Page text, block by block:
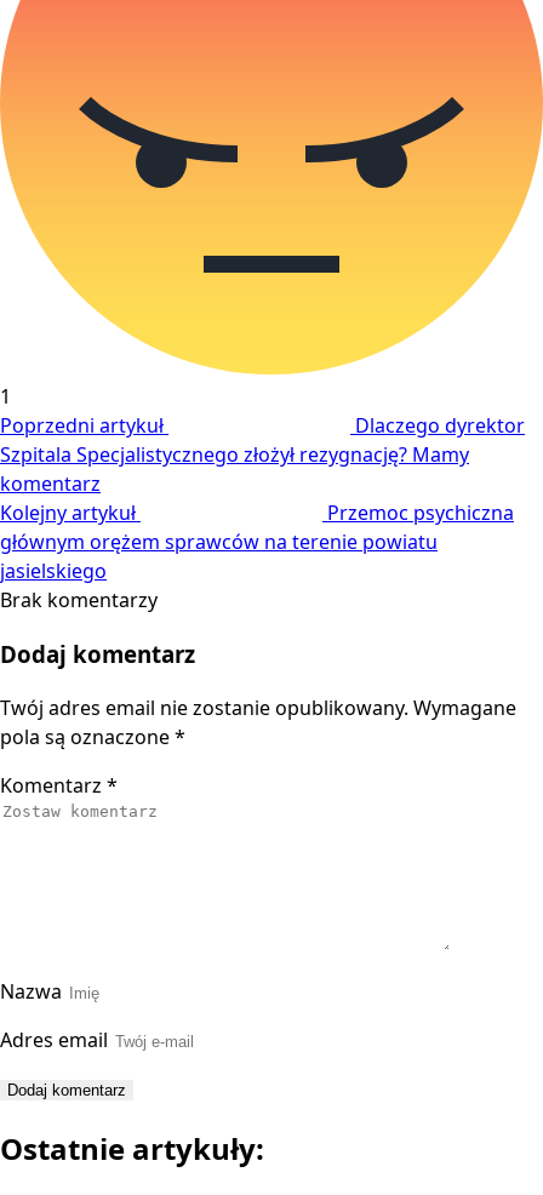
1
Poprzedni artykuł
Dlaczego dyrektor
Szpitala Specjalistycznego złożył rezygnację? Mamy
komentarz
Kolejny artykuł
Przemoc psychiczna
głównym orężem sprawców na terenie powiatu
jasielskiego
Brak komentarzy
Dodaj komentarz
Twój adres email nie zostanie opublikowany. Wymagane
pola są oznaczone*
Komentarz *
Nazwa
Adres email
Ostatnie artykuły: